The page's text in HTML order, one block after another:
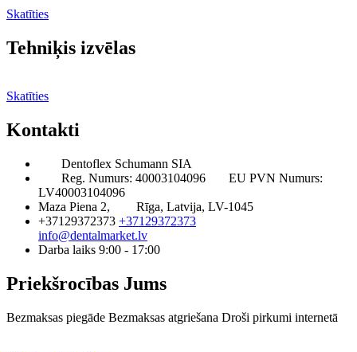
Skatīties
Tehniķis izvēlas
Skatīties
Kontakti
Dentoflex Schumann SIA
Reg. Numurs: 40003104096
EU PVN Numurs:
LV40003104096
Maza Piena 2,
Rīga, Latvija, LV-1045
+37129372373 +37129372373
info@dentalmarket.lv
Darba laiks 9:00 - 17:00
Priekšrocības Jums
Bezmaksas piegāde Bezmaksas atgriešana Droši pirkumi internetā